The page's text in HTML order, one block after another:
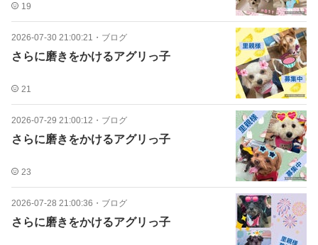
19
2026-07-30 21:00:21 ・ ブログ
さらに磨きをかけるアグリっ子
21
2026-07-29 21:00:12 ・ ブログ
さらに磨きをかけるアグリっ子
23
2026-07-28 21:00:36 ・ ブログ
さらに磨きをかけるアグリっ子